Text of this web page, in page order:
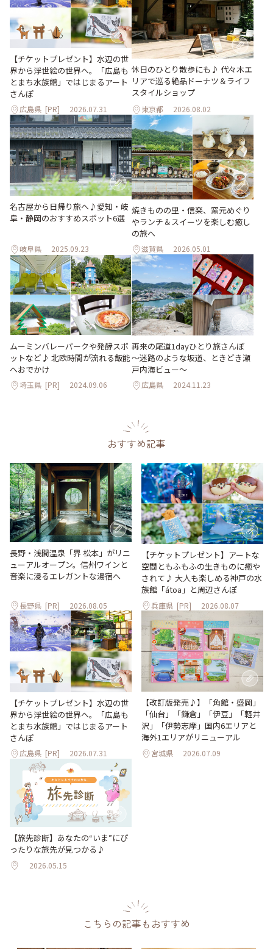
【チケットプレゼント】水辺の世
界から浮世絵の世界へ。「広島も
とまち水族館」ではじまるアート
さんぽ
広島県 [PR] 2026.07.31
休日のひとり散歩にも♪ 代々木エ
リアで巡る絶品ドーナツ＆ライフ
スタイルショップ
東京都 2026.08.02
名古屋から日帰り旅へ♪愛知・岐
阜・静岡のおすすめスポット6選
岐阜県 2025.09.23
焼きものの里・信楽、窯元めぐり
やランチ＆スイーツを楽しむ癒し
の旅へ
滋賀県 2026.05.01
ムーミンバレーパークや発酵スポ
ットなど♪ 北欧時間が流れる飯能
へおでかけ
埼玉県 [PR] 2024.09.06
再来の尾道1dayひとり旅さんぽ
～迷路のような坂道、ときどき瀬
戸内海ビュー～
広島県 2024.11.23
おすすめ記事
長野・浅間温泉「界 松本」がリニ
ューアルオープン。信州ワインと
音楽に浸るエレガントな湯宿へ
長野県 [PR] 2026.08.05
【チケットプレゼント】アートな
空間ともふもふの生きものに癒や
されて♪ 大人も楽しめる神戸の水
族館「átoa」と周辺さんぽ
兵庫県 [PR] 2026.08.07
【チケットプレゼント】水辺の世
界から浮世絵の世界へ。「広島も
とまち水族館」ではじまるアート
さんぽ
広島県 [PR] 2026.07.31
【改訂版発売♪】「角館・盛岡」
「仙台」「鎌倉」「伊豆」「軽井
沢」「伊勢志摩」国内6エリアと
海外1エリアがリニューアル
宮城県 2026.07.09
【旅先診断】あなたの“いま”にぴ
ったりな旅先が見つかる♪
2026.05.15
こちらの記事もおすすめ